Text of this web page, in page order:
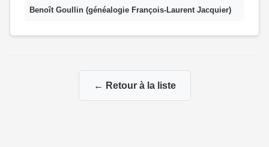
Benoît Goullin (généalogie François-Laurent Jacquier)
← Retour à la liste